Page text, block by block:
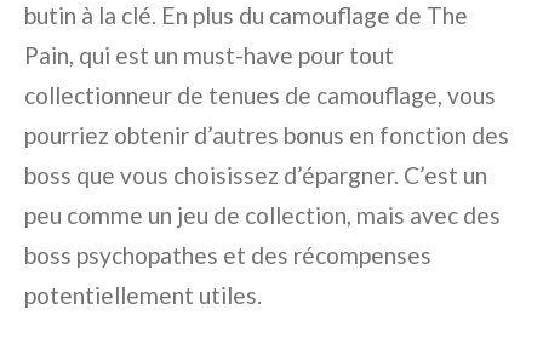
butin à la clé. En plus du camouflage de The
Pain, qui est un must-have pour tout
collectionneur de tenues de camouflage, vous
pourriez obtenir d’autres bonus en fonction des
boss que vous choisissez d’épargner. C’est un
peu comme un jeu de collection, mais avec des
boss psychopathes et des récompenses
potentiellement utiles.